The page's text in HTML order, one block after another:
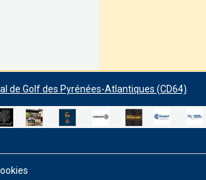
de Golf des Pyrénées-Atlantiques (CD64)